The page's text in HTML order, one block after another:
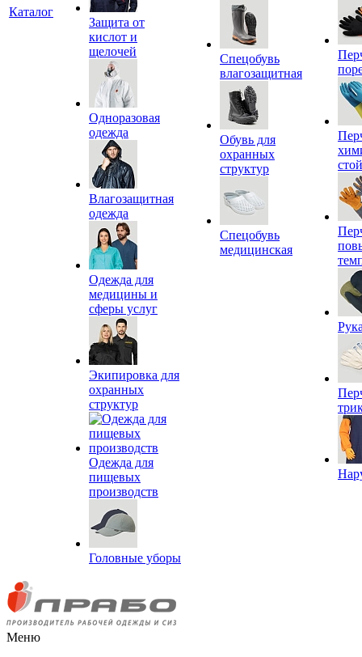
Каталог
Защита от
кислот и
щелочей
Одноразовая
одежда
Влагозащитная
одежда
Одежда для
медицины и
сферы услуг
Экипировка для
охранных
структур
Одежда для
пищевых
производств
Головные уборы
Спецобувь
влагозащитная
Обувь для
охранных
структур
Спецобувь
медицинская
Меню